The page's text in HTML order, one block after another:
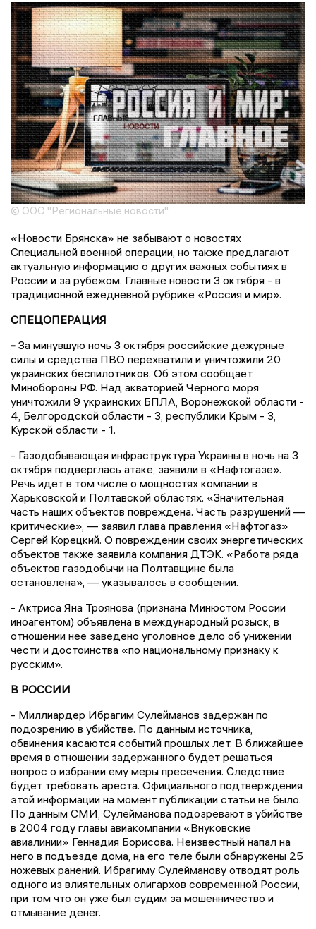
© ООО "Региональные новости"
«Новости Брянска» не забывают о новостях
Специальной военной операции, но также предлагают
актуальную информацию о других важных событиях в
России и за рубежом. Главные новости 3 октября - в
традиционной ежедневной рубрике «Россия и мир».
СПЕЦОПЕРАЦИЯ
- За минувшую ночь 3 октября российские дежурные
силы и средства ПВО перехватили и уничтожили 20
украинских беспилотников. Об этом сообщает
Минобороны РФ. Над акваторией Черного моря
уничтожили 9 украинских БПЛА, Воронежской области -
4, Белгородской области - 3, республики Крым - 3,
Курской области - 1.
- Газодобывающая инфраструктура Украины в ночь на 3
октября подверглась атаке, заявили в «Нафтогазе».
Речь идет в том числе о мощностях компании в
Харьковской и Полтавской областях. «Значительная
часть наших объектов повреждена. Часть разрушений —
критические», — заявил глава правления «Нафтогаз»
Сергей Корецкий. О повреждении своих энергетических
объектов также заявила компания ДТЭК. «Работа ряда
объектов газодобычи на Полтавщине была
остановлена», — указывалось в сообщении.
- Актриса Яна Троянова (признана Минюстом России
иноагентом) объявлена в международный розыск, в
отношении нее заведено уголовное дело об унижении
чести и достоинства «по национальному признаку к
русским».
В РОССИИ
- Миллиардер Ибрагим Сулейманов задержан по
подозрению в убийстве. По данным источника,
обвинения касаются событий прошлых лет. В ближайшее
время в отношении задержанного будет решаться
вопрос о избрании ему меры пресечения. Следствие
будет требовать ареста. Официального подтверждения
этой информации на момент публикации статьи не было.
По данным СМИ, Сулейманова подозревают в убийстве
в 2004 году главы авиакомпании «Внуковские
авиалинии» Геннадия Борисова. Неизвестный напал на
него в подъезде дома, на его теле были обнаружены 25
ножевых ранений. Ибрагиму Сулейманову отводят роль
одного из влиятельных олигархов современной России,
при том что он уже был судим за мошенничество и
отмывание денег.